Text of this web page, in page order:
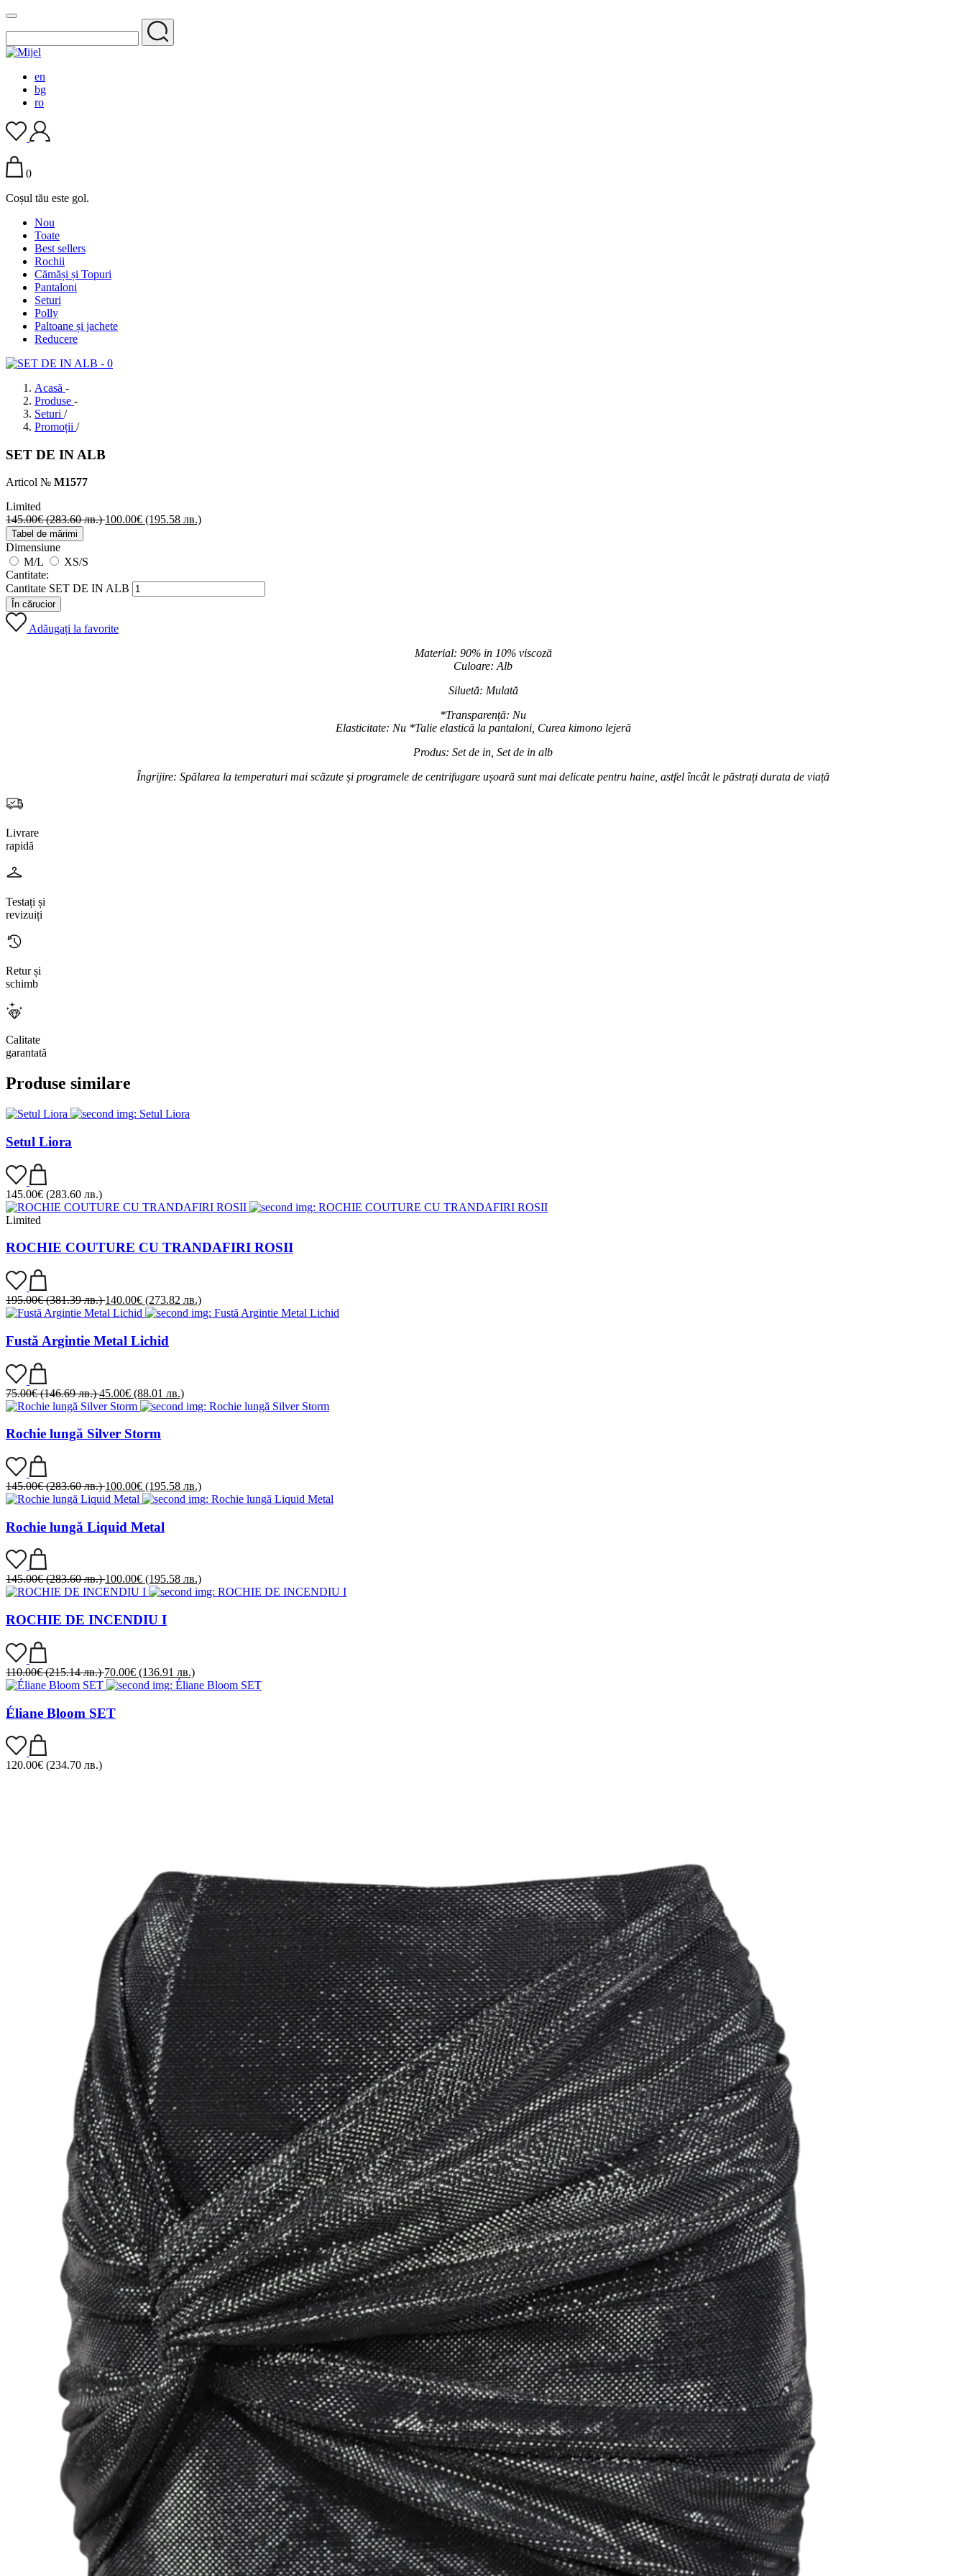
en
bg
ro
0
Coșul tău este gol.
Nou
Toate
Best sellers
Rochii
Cămăși și Topuri
Pantaloni
Seturi
Polly
Paltoane și jachete
Reducere
Acasă -
Produse -
Seturi /
Promoții /
SET DE IN ALB
Articol № М1577
Limited
145.00€ (283.60 лв.) 100.00€ (195.58 лв.)
Tabel de mărimi
Dimensiune
M/L
XS/S
Cantitate:
Cantitate SET DE IN ALB
În cărucior
Adăugați la favorite
Material: 90% in 10% viscoză
Culoare: Alb
Siluetă: Mulată
*Transparență: Nu
Elasticitate: Nu *Talie elastică la pantaloni, Curea kimono lejeră
Produs: Set de in, Set de in alb
Îngrijire: Spălarea la temperaturi mai scăzute și programele de centrifugare ușoară sunt mai delicate pentru haine, astfel încât le păstrați durata de viață
Livrare
rapidă
Testați și
revizuiți
Retur și
schimb
Calitate
garantată
Produse similare
Setul Liora
145.00€ (283.60 лв.)
Limited
ROCHIE COUTURE CU TRANDAFIRI ROSII
195.00€ (381.39 лв.) 140.00€ (273.82 лв.)
Fustă Argintie Metal Lichid
75.00€ (146.69 лв.) 45.00€ (88.01 лв.)
Rochie lungă Silver Storm
145.00€ (283.60 лв.) 100.00€ (195.58 лв.)
Rochie lungă Liquid Metal
145.00€ (283.60 лв.) 100.00€ (195.58 лв.)
ROCHIE DE INCENDIU I
110.00€ (215.14 лв.) 70.00€ (136.91 лв.)
Éliane Bloom SET
120.00€ (234.70 лв.)